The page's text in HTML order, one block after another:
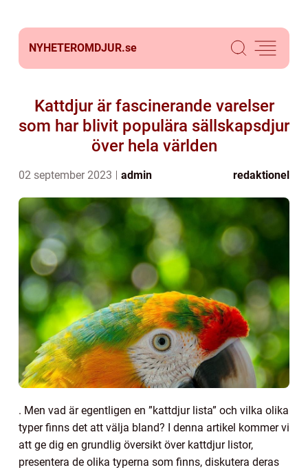
NYHETEROMDJUR.se
Kattdjur är fascinerande varelser
som har blivit populära sällskapsdjur
över hela världen
02 september 2023 admin redaktionel
. Men vad är egentligen en ”kattdjur lista” och vilka olika
typer finns det att välja bland? I denna artikel kommer vi
att ge dig en grundlig översikt över kattdjur listor,
presentera de olika typerna som finns, diskutera deras